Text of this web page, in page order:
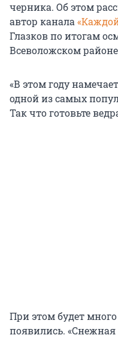
черника. Об этом
автор канала
Глазков по итогам
Всеволожском
«В этом году
одной из самых
Так что готовьте
При этом будет
появились.